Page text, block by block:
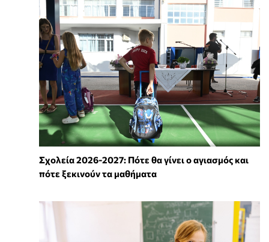
Σχολεία 2026-2027: Πότε θα γίνει ο αγιασμός και
πότε ξεκινούν τα μαθήματα